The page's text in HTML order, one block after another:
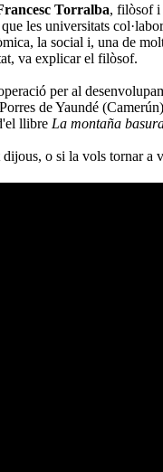
Torralba, filòsof i
les universitats
la social i, una de
va explicar el filòsof.
per al
de Yaundé
llibre La montaña
o si la vols tornar a